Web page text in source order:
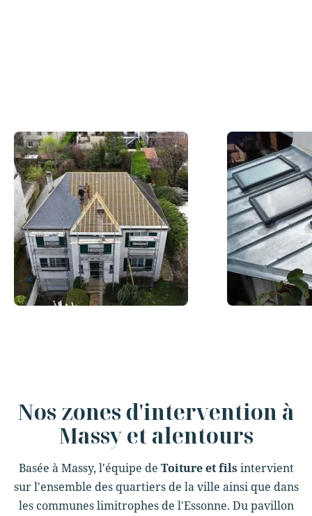
Nos zones d'intervention à
Massy et alentours
Basée à Massy, l'équipe de Toiture et fils intervient
sur l'ensemble des quartiers de la ville ainsi que dans
les communes limitrophes de l'Essonne. Du pavillon